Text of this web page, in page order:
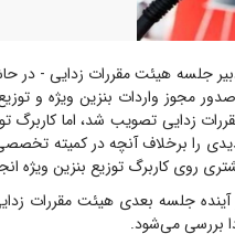
جلسه هیئت مقررات زدایی - در
مجوز واردات بنزین ویژه و توزیع
زدایی تصویب شد، اما کاربرگ
را برخلاف آنچه در کمیته
روی کاربرگ توزیع بنزین ویژه
اینکه حدود ۱۰ روز آینده جلسه بعدی
بررسی می‌شود.